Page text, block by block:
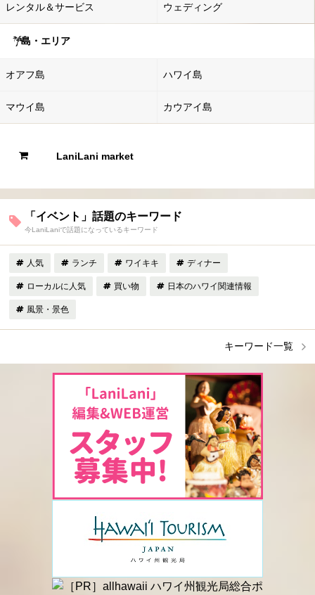
レンタル＆サービス ウェディング
島・エリア
オアフ島 ハワイ島
マウイ島 カウアイ島
LaniLani market
「イベント」話題のキーワード
今LaniLaniで話題になっているキーワード
人気 ランチ ワイキキ ディナー
ローカルに人気 買い物 日本のハワイ関連情報
風景・景色
キーワード一覧